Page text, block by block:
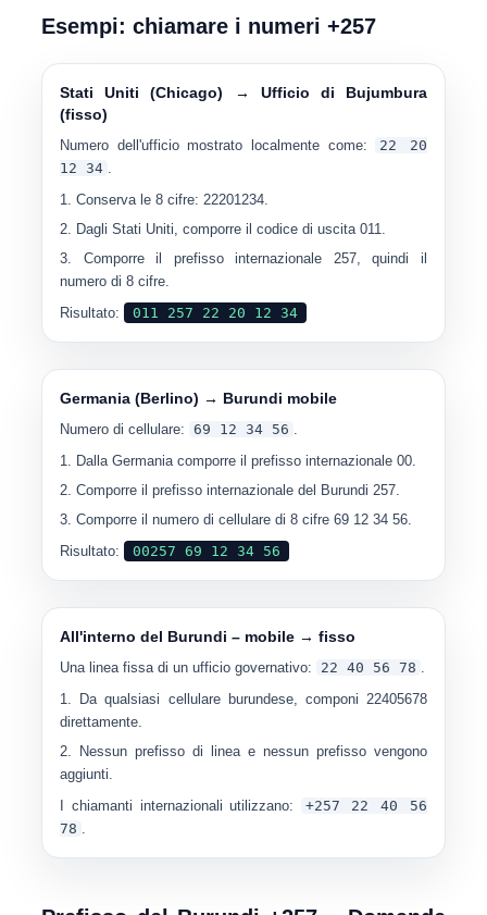
Esempi: chiamare i numeri +257
Stati Uniti (Chicago) → Ufficio di Bujumbura
(fisso)
Numero dell'ufficio mostrato localmente come:
22 20
12 34 .
Conserva le 8 cifre: 22201234.
Dagli Stati Uniti, comporre il codice di uscita 011.
Comporre il prefisso internazionale 257, quindi il
numero di 8 cifre.
Risultato:
011 257 22 20 12 34
Germania (Berlino) → Burundi mobile
Numero di cellulare: 69 12 34 56 .
Dalla Germania comporre il prefisso internazionale 00.
Comporre il prefisso internazionale del Burundi 257.
Comporre il numero di cellulare di 8 cifre 69 12 34 56.
Risultato:
00257 69 12 34 56
All'interno del Burundi – mobile → fisso
Una linea fissa di un ufficio governativo: 22 40 56 78 .
Da qualsiasi cellulare burundese, componi 22405678
direttamente.
Nessun prefisso di linea e nessun prefisso vengono
aggiunti.
I chiamanti internazionali utilizzano:
+257 22 40 56
78 .